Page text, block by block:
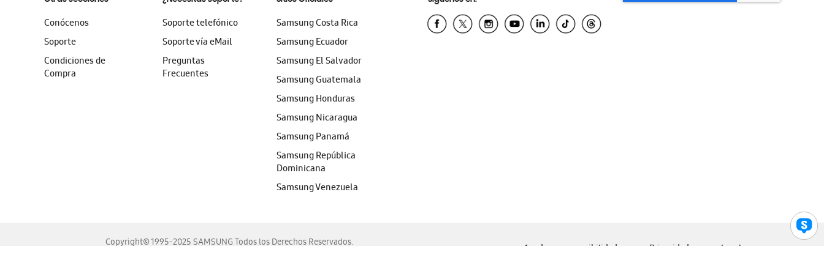
Conócenos
Soporte
Condiciones de
Compra
Soporte telefónico
Soporte vía eMail
Preguntas
Frecuentes
Samsung Costa Rica
Samsung Ecuador
Samsung El Salvador
Samsung Guatemala
Samsung Honduras
Samsung Nicaragua
Samsung Panamá
Samsung República
Dominicana
Samsung Venezuela
Copyright© 1995-2025 SAMSUNG Todos los Derechos Reservados.
Ayuda para accesibilidad Privacidad Legal